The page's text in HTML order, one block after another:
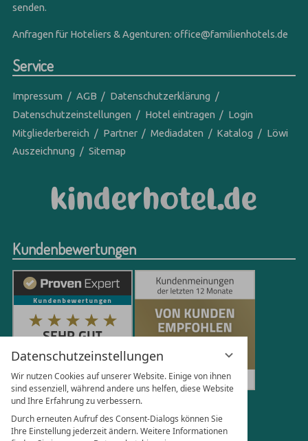
Datenschutzeinstellungen
Wir nutzen Cookies auf unserer Website. Einige von ihnen
sind essenziell, während andere uns helfen, diese Website
und Ihre Erfahrung zu verbessern.
Durch erneuten Aufruf des Consent-Dialogs können Sie
Ihre Einstellung jederzeit ändern. Weitere Informationen
senden.
Anfragen für Hoteliers & Agenturen:office@familienhotels.de
Service
Impressum AGB
Datenschutzerklärung
Datenschutzeinstellungen
Hotel eintragen
Login
Mitgliederbereich
Partner Mediadaten Katalog
Löwi
Auszeichnung
Sitemap
Kundenbewertungen